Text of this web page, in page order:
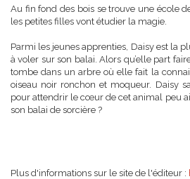
Au fin fond des bois se trouve une école
les petites filles vont étudier la magie.
Parmi les jeunes apprenties, Daisy est la
à voler sur son balai. Alors qu’elle part
tombe dans un arbre où elle fait la
oiseau noir ronchon et moqueur. Daisy
pour attendrir le cœur de cet animal peu
son balai de sorcière ?
Plus d'informations sur le site de l'éditeur :